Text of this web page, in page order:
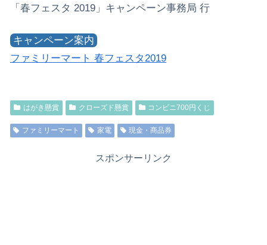
「春フェスタ 2019」キャンペーン事務局 行
キャンペーン案内
ファミリーマート 春フェスタ2019
はがき懸賞 クローズド懸賞 コンビニ700円くじ
ファミリーマート 家電 現金・商品券
スポンサーリンク